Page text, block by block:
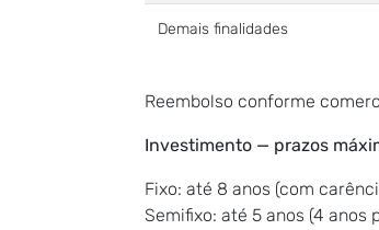
Demais finalidades
Reembolso conforme
Investimento — prazos
Fixo: até 8 anos (com
Semifixo: até 5 anos (4 anos